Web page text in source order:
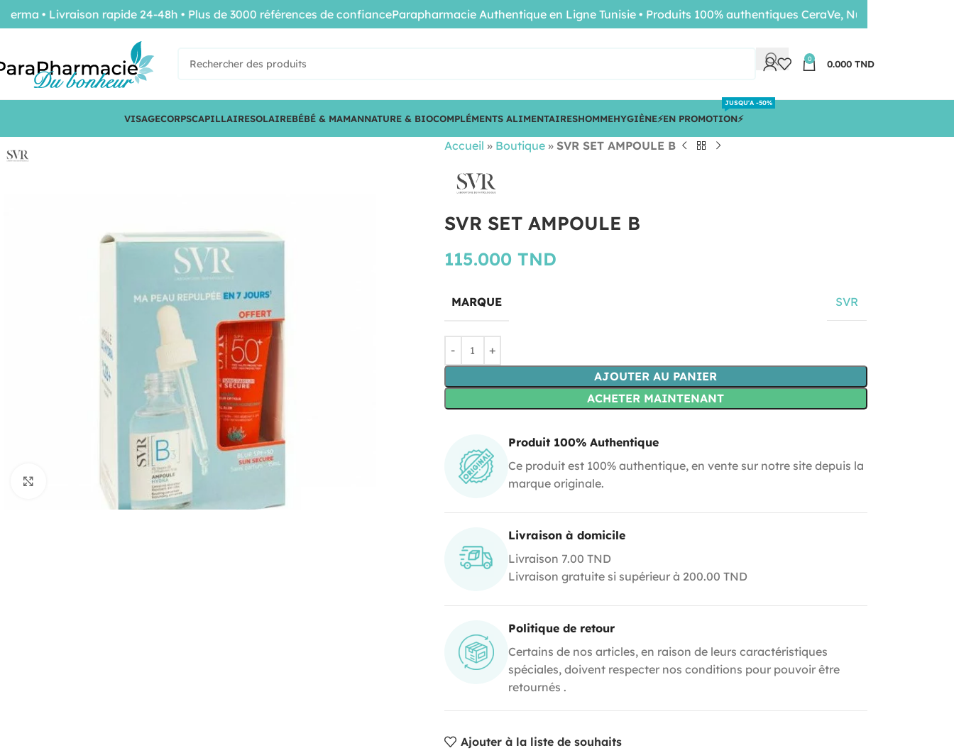
0 0.000 TND
VISAGECORPSCAPILLAIRESOLAIREBÉBÉ & MAMANNATURE & BIOCOMPLÉMENTS ALIMENTAIRESHOMMEHYGIÈNE⚡️EN PROMOTION⚡️
JUSQU'A -50%
Cliquez pour agrandir
Accueil » Boutique» SVR SET AMPOULE B
SVR SET AMPOULE B
115.000 TND
MARQUE SVR
AJOUTER AU PANIER
ACHETER MAINTENANT
Produit 100% Authentique
Ce produit est 100% authentique, en vente sur notre site depuis la
marque originale.
Livraison à domicile
Livraison 7.00 TND
Livraison gratuite si supérieur à 200.00 TND
Politique de retour
Certains de nos articles, en raison de leurs caractéristiques
spéciales, doivent respecter nos conditions pour pouvoir être
retournés .
Ajouter à la liste de souhaits
• Livraison rapide 24-48h • Plus de 3000 références de confianceParapharmacie Authentique en Ligne Tunisie • Produits 100% authentiques CeraVe, Nuxe, Bioderma •